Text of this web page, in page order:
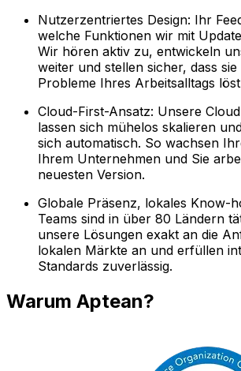
Nutzerzentriertes Design: Ihr
welche Funktionen wir mit
Wir hören aktiv zu, entwickeln
weiter und stellen sicher, dass sie
Probleme Ihres Arbeitsalltags
Cloud-First-Ansatz: Unsere
lassen sich mühelos skalieren
sich automatisch. So wachsen
Ihrem Unternehmen und Sie
neuesten Version.
Globale Präsenz, lokales Know-
Teams sind in über 80 Ländern
unsere Lösungen exakt an die
lokalen Märkte an und erfüllen
Standards zuverlässig.
Warum Aptean?